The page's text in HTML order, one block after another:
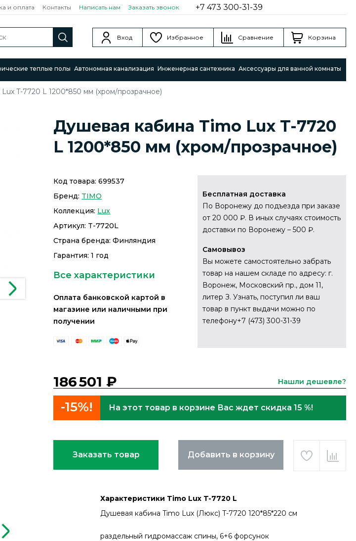
и оплата Контакты Написать нам Заказать звонок +7 473 300-31-39
Вход Избранное Сравнение Корзина
теплые полы Автономная канализация Инженерная сантехника Аксессуары для ванной комнаты
T-7720 L 1200*850 мм (хром/прозрачное)
Душевая кабина Timo Lux T-7720
L 1200*850 мм (хром/прозрачное)
Код товара:699537
Бренд: TIMO
Коллекция: Lux
Артикул: T-7720L
Страна бренда: Финляндия
Гарантия: 1 год
Все характеристики
Оплата банковской картой в
магазине или наличными при
получении
Бесплатная доставка
По Воронежу до подъезда при заказе
от 20 000 ₽. В иных случаях стоимость
доставки по Воронежу – 500 ₽.
Самовывоз
Вы можете самостоятельно забрать
товар на нашем складе по адресу: г.
Воронеж, Московский пр., дом 11,
литер З. Узнать, поступил ли ваш
товар в пункт выдачи можно по
телефону+7 (473) 300-31-39
186 501 ₽ Нашли дешевле?
-15%! На этот товар в корзине Вас ждет скидка 15 %!
Заказать товар Добавить в корзину
Характеристики Timo Lux T-7720 L
Душевая кабина Timo Lux (Люкс) T-7720 120*85*220 см
раздельный гидромассаж спины, 6+6 форсунок